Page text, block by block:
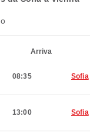
Arriva
08:35 Sofia
13:00 Sofia